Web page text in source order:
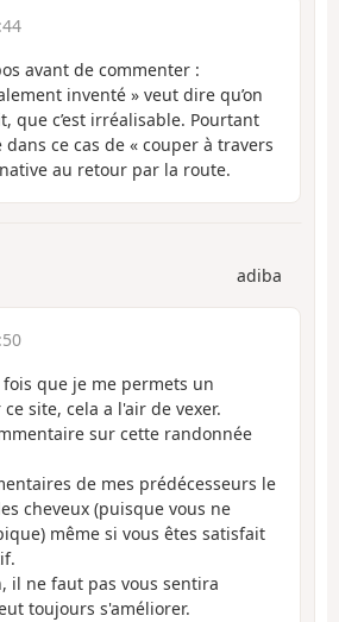
avant de commenter :
inventé » veut dire qu’on
que c’est irréalisable. Pourtant
dans ce cas de « couper à travers
au retour par la route.
adiba
que je me permets un
site, cela a l'air de vexer.
sur cette randonnée
de mes prédécesseurs le
cheveux (puisque vous ne
même si vous êtes satisfait
il ne faut pas vous sentira
toujours s'améliorer.